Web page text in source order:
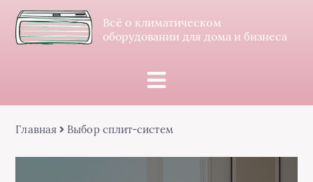
Всё о климатическом
оборудовании для дома и бизнеса
Главная Выбор сплит-систем